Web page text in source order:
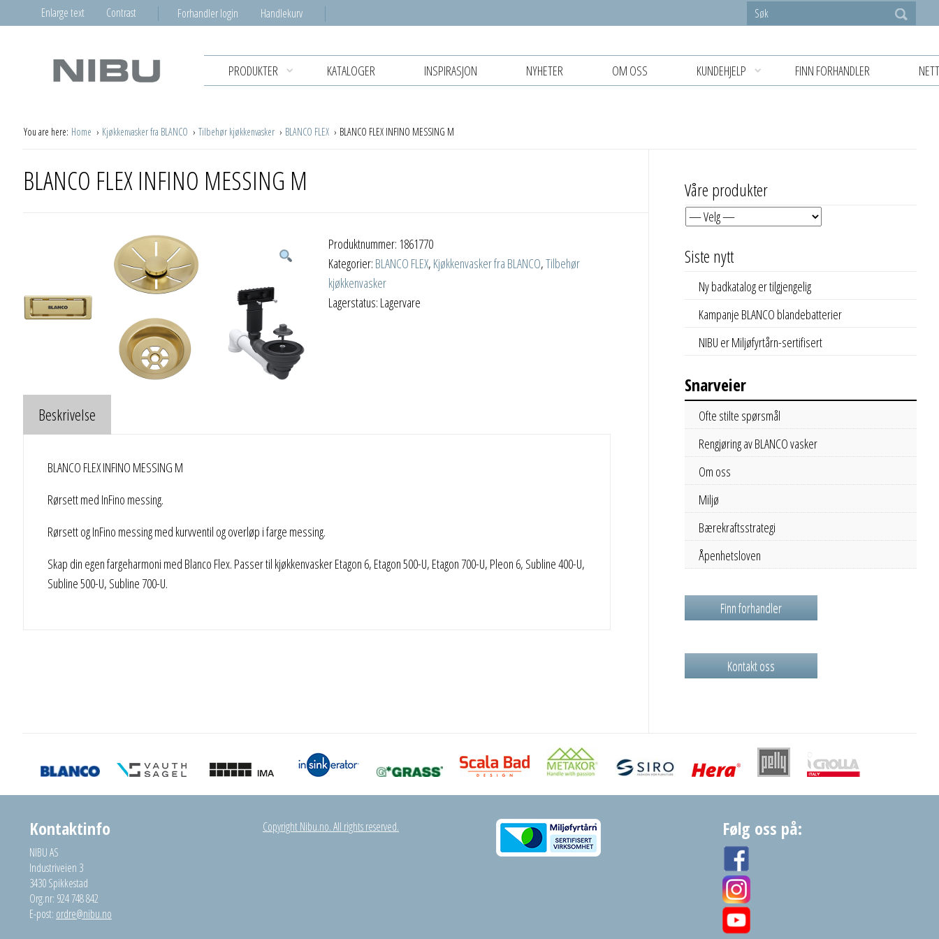
Enlarge text Contrast Forhandler login Handlekurv
PRODUKTER KATALOGER INSPIRASJON NYHETER OM OSS KUNDEHJELP FINN FORHANDLER
You are here: Home Kjøkkenvasker fra BLANCO Tilbehør kjøkkenvasker BLANCO FLEX BLANCO FLEX INFINO MESSING M
BLANCO FLEX INFINO MESSING M
Produktnummer: 1861770
Kategorier: BLANCO FLEX, Kjøkkenvasker fra BLANCO,Tilbehør
kjøkkenvasker
Lagerstatus: Lagervare
Beskrivelse
BLANCO FLEX INFINO MESSING M
Rørsett med InFino messing.
Rørsett og InFino messing med kurvventil og overløp i farge messing.
Skap din egen fargeharmoni med Blanco Flex. Passer til kjøkkenvasker Etagon 6, Etagon 500-U, Etagon 700-U, Pleon 6, Subline 400-U,
Subline 500-U, Subline 700-U.
Våre produkter
Siste nytt
Ny badkatalog er tilgjengelig
Kampanje BLANCO blandebatterier
NIBU er Miljøfyrtårn-sertifisert
Snarveier
Ofte stilte spørsmål
Rengjøring av BLANCO vasker
Om oss
Miljø
Bærekraftsstrategi
Åpenhetsloven
Finn forhandler
Kontakt oss
Kontaktinfo
NIBU AS
Industriveien 3
3430 Spikkestad
Org.nr: 924 748 842
E-post: ordre@nibu.no
Copyright Nibu.no. All rights reserved. Følg oss på: